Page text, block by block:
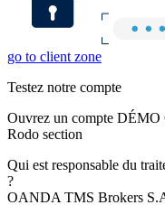
go to client zone
Testez notre compte
Ouvrez un compte DÉMO
Rodo section
Qui est responsable du
?
OANDA TMS Brokers